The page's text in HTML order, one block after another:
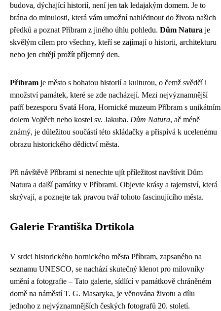
budova, dýchající historií, není jen tak ledajakým domem. Je to
brána do minulosti, která vám umožní nahlédnout do života našich
předků a poznat Příbram z jiného úhlu pohledu. Dům Natura je
skvělým cílem pro všechny, kteří se zajímají o historii, architekturu
nebo jen chtějí prožít příjemný den.
Příbram je město s bohatou historií a kulturou, o čemž svědčí i
množství památek, které se zde nacházejí. Mezi nejvýznamnější
patří bezesporu Svatá Hora, Hornické muzeum Příbram s unikátním
dolem Vojtěch nebo kostel sv. Jakuba. Dům Natura, ač méně
známý, je důležitou součástí této skládačky a přispívá k ucelenému
obrazu historického dědictví města.
Při návštěvě Příbrami si nenechte ujít příležitost navštívit Dům
Natura a další památky v Příbrami. Objevte krásy a tajemství, která
skrývají, a poznejte tak pravou tvář tohoto fascinujícího města.
Galerie Františka Drtikola
V srdci historického hornického města Příbram, zapsaného na
seznamu UNESCO, se nachází skutečný klenot pro milovníky
umění a fotografie – Tato galerie, sídlící v památkově chráněném
domě na náměstí T. G. Masaryka, je věnována životu a dílu
jednoho z nejvýznamnějších českých fotografů 20. století.